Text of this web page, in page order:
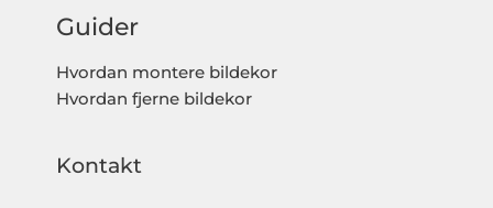
Guider
Hvordan montere bildekor
Hvordan fjerne bildekor
Kontakt